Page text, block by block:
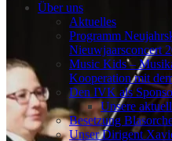
Über uns
Aktuelles
Programm
Nieuwjaarsconcert
Music Kids –
Kooperation mit
Den IVK als
Unsere
Besetzung
Unser Dirigent